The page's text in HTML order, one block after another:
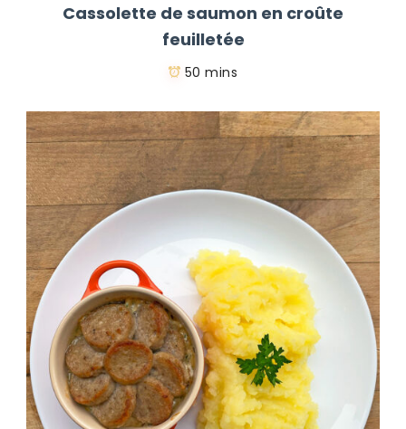
Cassolette de saumon en croûte
feuilletée
50 mins